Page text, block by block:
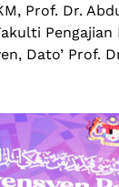
Prof. Dr.
Pengajian
Dato’ Prof.